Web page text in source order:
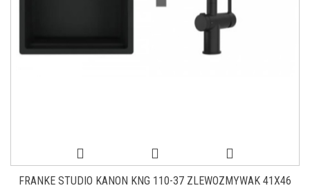
FRANKE STUDIO KANON KNG 110-37 ZLEWOZMYWAK 41X46